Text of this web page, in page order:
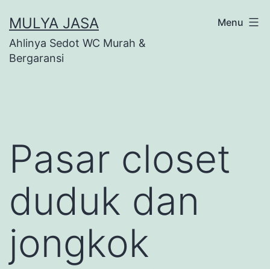
to
content
MULYA JASA
Ahlinya Sedot WC Murah &
Bergaransi
Menu
Pasar closet
duduk dan
jongkok